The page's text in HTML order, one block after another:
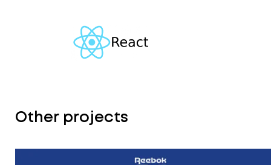
Other projects